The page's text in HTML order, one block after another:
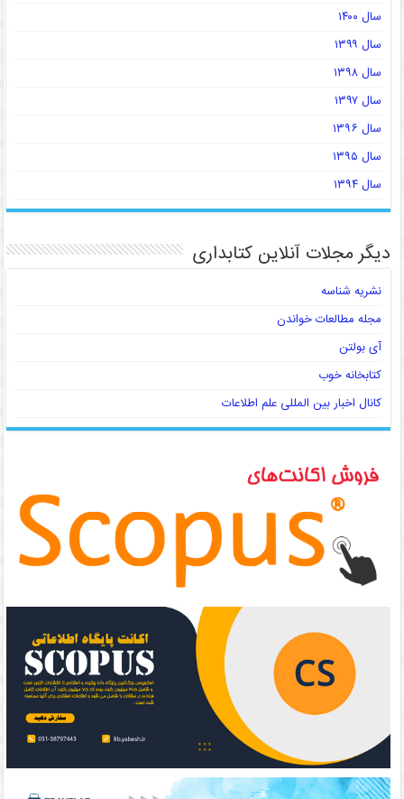
سال ۱۴۰۰
سال ۱۳۹۹
سال ۱۳۹۸
سال ۱۳۹۷
سال ۱۳۹۶
سال ۱۳۹۵
سال ۱۳۹۴
دیگر مجلات آنلاین کتابداری
نشریه شناسه
مجله مطالعات خواندن
آی بولتن
کتابخانه خوب
کانال اخبار بین المللی علم اطلاعات